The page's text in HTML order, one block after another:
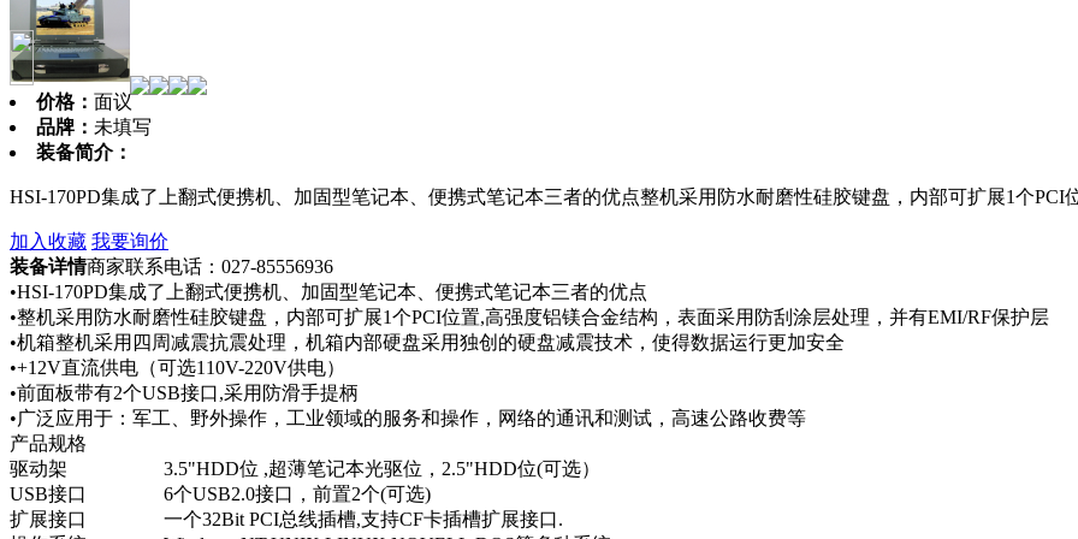
价格： 面议
品牌： 未填写
装备简介：
HSI-170PD集成了上翻式便携机、加固型笔记本、便携式笔记本三者的优点整机采用防水耐磨性硅胶键盘，内部可扩展1个PCI
加入收藏 我要询价
装备详情商家联系电话：027-85556936
•HSI-170PD集成了上翻式便携机、加固型笔记本、便携式笔记本三者的优点
•整机采用防水耐磨性硅胶键盘，内部可扩展1个PCI位置,高强度铝镁合金结构，表面采用防刮涂层处理，并有EMI/RF保护层
•机箱整机采用四周减震抗震处理，机箱内部硬盘采用独创的硬盘减震技术，使得数据运行更加安全
•+12V直流供电（可选110V-220V供电）
•前面板带有2个USB接口,采用防滑手提柄
•广泛应用于：军工、野外操作，工业领域的服务和操作，网络的通讯和测试，高速公路收费等
产品规格
驱动架 3.5"HDD位 ,超薄笔记本光驱位，2.5"HDD位(可选）
USB接口 6个USB2.0接口，前置2个(可选)
扩展接口 一个32Bit PCI总线插槽,支持CF卡插槽扩展接口.